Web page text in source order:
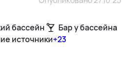
бассейн
Бар у бассейна
источники+23